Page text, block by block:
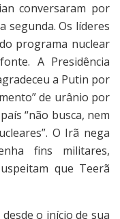
conversaram por
segunda. Os líderes
programa nuclear
A Presidência
a Putin por
de urânio por
“não busca, nem
O Irã nega
fins militares,
que Teerã
o início de sua